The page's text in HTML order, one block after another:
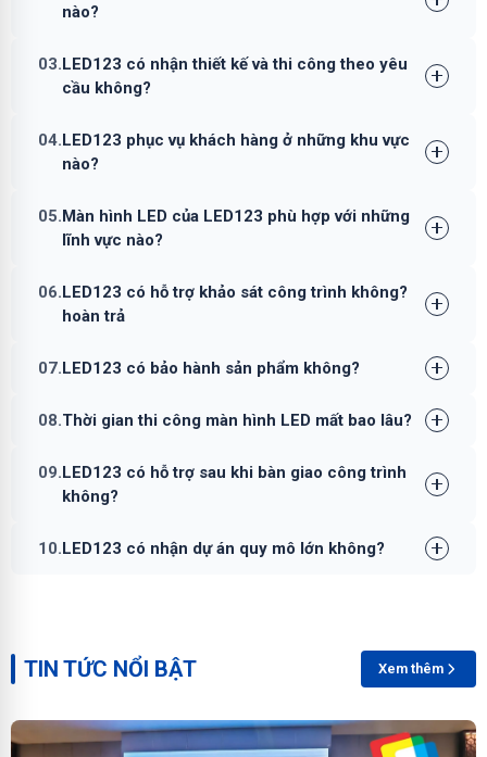
nào?
03.LED123 có nhận thiết kế và thi công theo yêu
cầu không?
04.LED123 phục vụ khách hàng ở những khu vực
nào?
05.Màn hình LED của LED123 phù hợp với những
lĩnh vực nào?
06.LED123 có hỗ trợ khảo sát công trình không?
hoàn trả
07.LED123 có bảo hành sản phẩm không?
08.Thời gian thi công màn hình LED mất bao lâu?
09.LED123 có hỗ trợ sau khi bàn giao công trình
không?
10.LED123 có nhận dự án quy mô lớn không?
TIN TỨC NỔI BẬT Xem thêm